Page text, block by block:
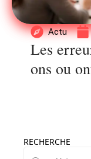
Actu
Les
ons ou
RECHERCHE